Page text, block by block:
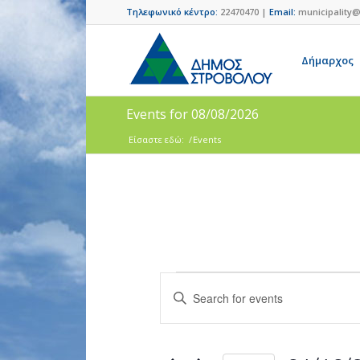
Τηλεφωνικό κέντρο: 22470470 | Email:
Δήμαρχος
Events for 08/08/2026
Είσαστε εδώ: /Events
Events
Search
and
Enter
Keyword.
Search